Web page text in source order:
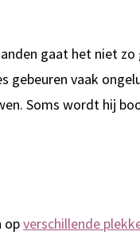
gaat het niet
gebeuren vaak
Soms wordt hij
opverschillende